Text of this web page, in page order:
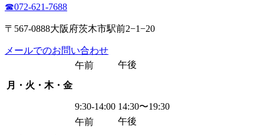
☎︎072-621-7688
〒567-0888大阪府茨木市駅前2−1−20
メールでのお問い合わせ
月・火・木・金
午前
9:30-14:00
午後
14:30〜19:30
午前 午後